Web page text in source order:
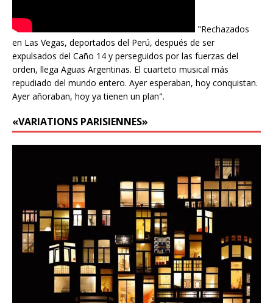
"Rechazados
en Las Vegas, deportados del Perú, después de ser
expulsados del Caño 14 y perseguidos por las fuerzas del
orden, llega Aguas Argentinas. El cuarteto musical más
repudiado del mundo entero. Ayer esperaban, hoy conquistan.
Ayer añoraban, hoy ya tienen un plan".
«VARIATIONS PARISIENNES»